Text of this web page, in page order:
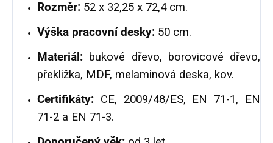
Rozměr: 52 x 32,25 x 72,4 cm.
Výška pracovní desky: 50 cm.
Materiál: bukové dřevo, borovicové dřevo,
překližka, MDF, melaminová deska, kov.
Certifikáty: CE, 2009/48/ES, EN 71-1, EN
71-2 a EN 71-3.